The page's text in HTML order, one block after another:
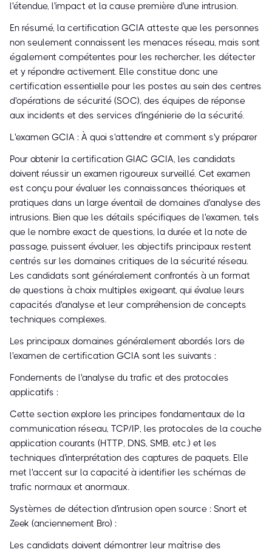
l'étendue, l'impact et la cause première d'une intrusion.
En résumé, la certification GCIA atteste que les personnes
non seulement connaissent les menaces réseau, mais sont
également compétentes pour les rechercher, les détecter
et y répondre activement. Elle constitue donc une
certification essentielle pour les postes au sein des centres
d'opérations de sécurité (SOC), des équipes de réponse
aux incidents et des services d'ingénierie de la sécurité.
L'examen GCIA : À quoi s'attendre et comment s'y préparer
Pour obtenir la certification GIAC GCIA, les candidats
doivent réussir un examen rigoureux surveillé. Cet examen
est conçu pour évaluer les connaissances théoriques et
pratiques dans un large éventail de domaines d'analyse des
intrusions. Bien que les détails spécifiques de l'examen, tels
que le nombre exact de questions, la durée et la note de
passage, puissent évoluer, les objectifs principaux restent
centrés sur les domaines critiques de la sécurité réseau.
Les candidats sont généralement confrontés à un format
de questions à choix multiples exigeant, qui évalue leurs
capacités d'analyse et leur compréhension de concepts
techniques complexes.
Les principaux domaines généralement abordés lors de
l'examen de certification GCIA sont les suivants :
Fondements de l'analyse du trafic et des protocoles
applicatifs :
Cette section explore les principes fondamentaux de la
communication réseau, TCP/IP, les protocoles de la couche
application courants (HTTP, DNS, SMB, etc.) et les
techniques d'interprétation des captures de paquets. Elle
met l'accent sur la capacité à identifier les schémas de
trafic normaux et anormaux.
Systèmes de détection d'intrusion open source : Snort et
Zeek (anciennement Bro) :
Les candidats doivent démontrer leur maîtrise des